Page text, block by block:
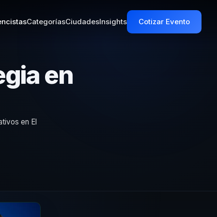
CategoríasCiudadesInsights Cotizar Evento
en
en El